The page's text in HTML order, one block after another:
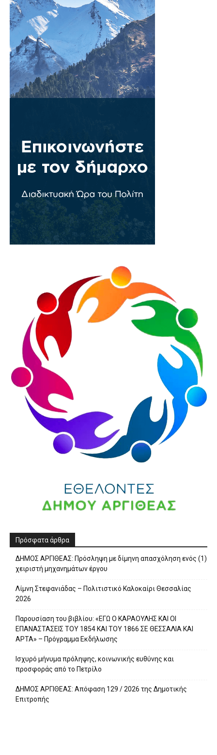
Πρόσφατα άρθρα
ΔΗΜΟΣ ΑΡΓΙΘΕΑΣ: Πρόσληψη με δίμηνη απασχόληση ενός (1)
χειριστή μηχανημάτων έργου
Λίμνη Στεφανιάδας – Πολιτιστικό Καλοκαίρι Θεσσαλίας
2026
Παρουσίαση του βιβλίου: «ΕΓΩ Ο ΚΑΡΑΟΥΛΗΣ ΚΑΙ ΟΙ
ΕΠΑΝΑΣΤΑΣΕΙΣ ΤΟΥ 1854 ΚΑΙ ΤΟΥ 1866 ΣΕ ΘΕΣΣΑΛΙΑ ΚΑΙ
ΑΡΤΑ» – Πρόγραμμα Εκδήλωσης
Ισχυρό μήνυμα πρόληψης, κοινωνικής ευθύνης και
προσφοράς από το Πετρίλο
ΔΗΜΟΣ ΑΡΓΙΘΕΑΣ: Απόφαση 129 / 2026 της Δημοτικής
Επιτροπής